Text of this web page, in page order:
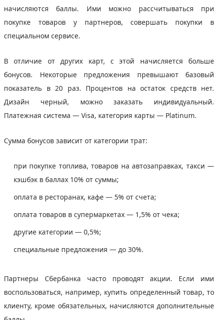
начисляются баллы. Ими можно рассчитываться при
покупке товаров у партнеров, совершать покупки в
специальном сервисе.
В отличие от других карт, с этой начисляется больше
бонусов. Некоторые предложения превышают базовый
показатель в 20 раз. Процентов на остаток средств нет.
Дизайн черный, можно заказать индивидуальный.
Платежная система — Visa, категория карты — Platinum.
Сумма бонусов зависит от категории трат:
при покупке топлива, товаров на автозаправках, такси —
кэшбэк в баллах 10% от суммы;
оплата в ресторанах, кафе — 5% от счета;
оплата товаров в супермаркетах — 1,5% от чека;
другие категории — 0,5%;
специальные предложения — до 30%.
Партнеры Сбербанка часто проводят акции. Если ими
воспользоваться, например, купить определенный товар, то
клиенту, кроме обязательных, начисляются дополнительные